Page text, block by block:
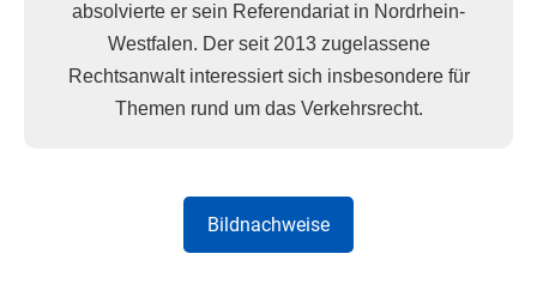
absolvierte er sein Referendariat in Nordrhein-
Westfalen. Der seit 2013 zugelassene
Rechtsanwalt interessiert sich insbesondere für
Themen rund um das Verkehrsrecht.
Bildnachweise